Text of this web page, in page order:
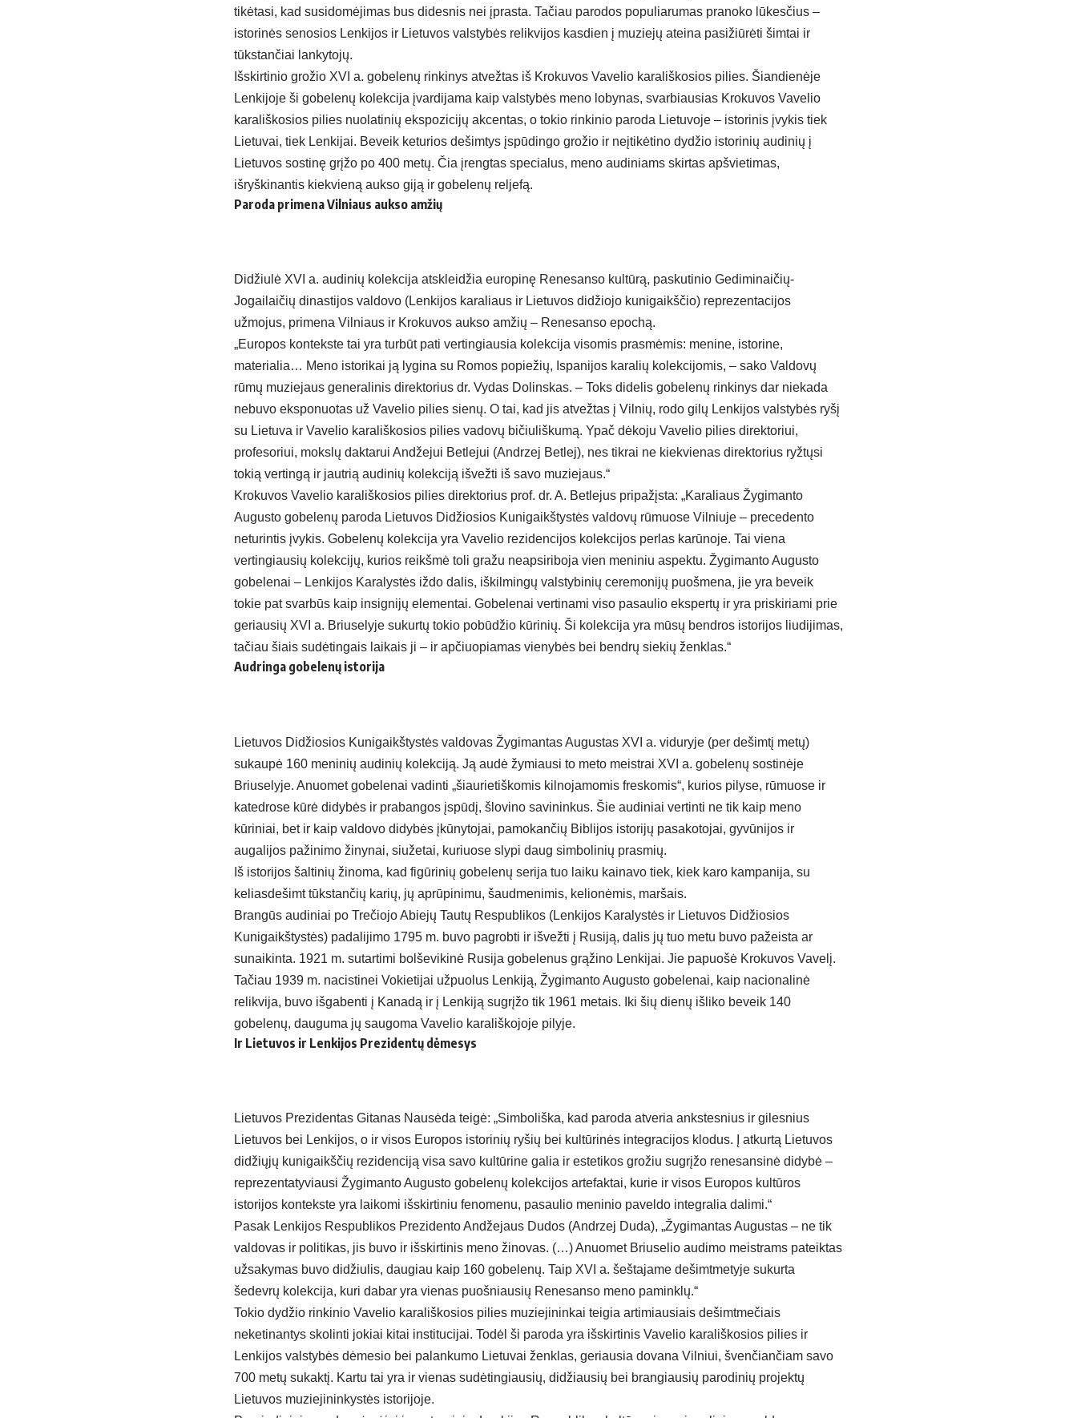
tikėtasi, kad susidomėjimas bus didesnis nei įprasta. Tačiau parodos populiarumas pranoko lūkesčius –
istorinės senosios Lenkijos ir Lietuvos valstybės relikvijos kasdien į muziejų ateina pasižiūrėti šimtai ir
tūkstančiai lankytojų.
Išskirtinio grožio XVI a. gobelenų rinkinys atvežtas iš Krokuvos Vavelio karališkosios pilies. Šiandienėje
Lenkijoje ši gobelenų kolekcija įvardijama kaip valstybės meno lobynas, svarbiausias Krokuvos Vavelio
karališkosios pilies nuolatinių ekspozicijų akcentas, o tokio rinkinio paroda Lietuvoje – istorinis įvykis tiek
Lietuvai, tiek Lenkijai. Beveik keturios dešimtys įspūdingo grožio ir neįtikėtino dydžio istorinių audinių į
Lietuvos sostinę grįžo po 400 metų. Čia įrengtas specialus, meno audiniams skirtas apšvietimas,
išryškinantis kiekvieną aukso giją ir gobelenų reljefą.
Paroda primena Vilniaus aukso amžių
Didžiulė XVI a. audinių kolekcija atskleidžia europinę Renesanso kultūrą, paskutinio Gediminaičių-
Jogailaičių dinastijos valdovo (Lenkijos karaliaus ir Lietuvos didžiojo kunigaikščio) reprezentacijos
užmojus, primena Vilniaus ir Krokuvos aukso amžių – Renesanso epochą.
„Europos kontekste tai yra turbūt pati vertingiausia kolekcija visomis prasmėmis: menine, istorine,
materialia… Meno istorikai ją lygina su Romos popiežių, Ispanijos karalių kolekcijomis, – sako Valdovų
rūmų muziejaus generalinis direktorius dr. Vydas Dolinskas. – Toks didelis gobelenų rinkinys dar niekada
nebuvo eksponuotas už Vavelio pilies sienų. O tai, kad jis atvežtas į Vilnių, rodo gilų Lenkijos valstybės ryšį
su Lietuva ir Vavelio karališkosios pilies vadovų bičiuliškumą. Ypač dėkoju Vavelio pilies direktoriui,
profesoriui, mokslų daktarui Andžejui Betlejui (Andrzej Betlej), nes tikrai ne kiekvienas direktorius ryžtųsi
tokią vertingą ir jautrią audinių kolekciją išvežti iš savo muziejaus.“
Krokuvos Vavelio karališkosios pilies direktorius prof. dr. A. Betlejus pripažįsta: „Karaliaus Žygimanto
Augusto gobelenų paroda Lietuvos Didžiosios Kunigaikštystės valdovų rūmuose Vilniuje – precedento
neturintis įvykis. Gobelenų kolekcija yra Vavelio rezidencijos kolekcijos perlas karūnoje. Tai viena
vertingiausių kolekcijų, kurios reikšmė toli gražu neapsiriboja vien meniniu aspektu. Žygimanto Augusto
gobelenai – Lenkijos Karalystės iždo dalis, iškilmingų valstybinių ceremonijų puošmena, jie yra beveik
tokie pat svarbūs kaip insignijų elementai. Gobelenai vertinami viso pasaulio ekspertų ir yra priskiriami prie
geriausių XVI a. Briuselyje sukurtų tokio pobūdžio kūrinių. Ši kolekcija yra mūsų bendros istorijos liudijimas,
tačiau šiais sudėtingais laikais ji – ir apčiuopiamas vienybės bei bendrų siekių ženklas.“
Audringa gobelenų istorija
Lietuvos Didžiosios Kunigaikštystės valdovas Žygimantas Augustas XVI a. viduryje (per dešimtį metų)
sukaupė 160 meninių audinių kolekciją. Ją audė žymiausi to meto meistrai XVI a. gobelenų sostinėje
Briuselyje. Anuomet gobelenai vadinti „šiaurietiškomis kilnojamomis freskomis“, kurios pilyse, rūmuose ir
katedrose kūrė didybės ir prabangos įspūdį, šlovino savininkus. Šie audiniai vertinti ne tik kaip meno
kūriniai, bet ir kaip valdovo didybės įkūnytojai, pamokančių Biblijos istorijų pasakotojai, gyvūnijos ir
augalijos pažinimo žinynai, siužetai, kuriuose slypi daug simbolinių prasmių.
Iš istorijos šaltinių žinoma, kad figūrinių gobelenų serija tuo laiku kainavo tiek, kiek karo kampanija, su
keliasdešimt tūkstančių karių, jų aprūpinimu, šaudmenimis, kelionėmis, maršais.
Brangūs audiniai po Trečiojo Abiejų Tautų Respublikos (Lenkijos Karalystės ir Lietuvos Didžiosios
Kunigaikštystės) padalijimo 1795 m. buvo pagrobti ir išvežti į Rusiją, dalis jų tuo metu buvo pažeista ar
sunaikinta. 1921 m. sutartimi bolševikinė Rusija gobelenus grąžino Lenkijai. Jie papuošė Krokuvos Vavelį.
Tačiau 1939 m. nacistinei Vokietijai užpuolus Lenkiją, Žygimanto Augusto gobelenai, kaip nacionalinė
relikvija, buvo išgabenti į Kanadą ir į Lenkiją sugrįžo tik 1961 metais. Iki šių dienų išliko beveik 140
gobelenų, dauguma jų saugoma Vavelio karališkojoje pilyje.
Ir Lietuvos ir Lenkijos Prezidentų dėmesys
Lietuvos Prezidentas Gitanas Nausėda teigė: „Simboliška, kad paroda atveria ankstesnius ir gilesnius
Lietuvos bei Lenkijos, o ir visos Europos istorinių ryšių bei kultūrinės integracijos klodus. Į atkurtą Lietuvos
didžiųjų kunigaikščių rezidenciją visa savo kultūrine galia ir estetikos grožiu sugrįžo renesansinė didybė –
reprezentatyviausi Žygimanto Augusto gobelenų kolekcijos artefaktai, kurie ir visos Europos kultūros
istorijos kontekste yra laikomi išskirtiniu fenomenu, pasaulio meninio paveldo integralia dalimi.“
Pasak Lenkijos Respublikos Prezidento Andžejaus Dudos (Andrzej Duda), „Žygimantas Augustas – ne tik
valdovas ir politikas, jis buvo ir išskirtinis meno žinovas. (…) Anuomet Briuselio audimo meistrams pateiktas
užsakymas buvo didžiulis, daugiau kaip 160 gobelenų. Taip XVI a. šeštajame dešimtmetyje sukurta
šedevrų kolekcija, kuri dabar yra vienas puošniausių Renesanso meno paminklų.“
Tokio dydžio rinkinio Vavelio karališkosios pilies muziejininkai teigia artimiausiais dešimtmečiais
neketinantys skolinti jokiai kitai institucijai. Todėl ši paroda yra išskirtinis Vavelio karališkosios pilies ir
Lenkijos valstybės dėmesio bei palankumo Lietuvai ženklas, geriausia dovana Vilniui, švenčiančiam savo
700 metų sukaktį. Kartu tai yra ir vienas sudėtingiausių, didžiausių bei brangiausių parodinių projektų
Lietuvos muziejininkystės istorijoje.